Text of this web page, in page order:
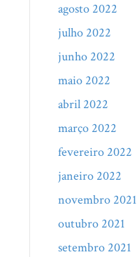
agosto 2022
julho 2022
junho 2022
maio 2022
abril 2022
março 2022
fevereiro 2022
janeiro 2022
novembro 2021
outubro 2021
setembro 2021